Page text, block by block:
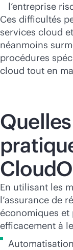
l’entreprise
Ces difficultés
services cloud
néanmoins
procédures
cloud tout en
En utilisant les
l’assurance de
économiques
efficacement à